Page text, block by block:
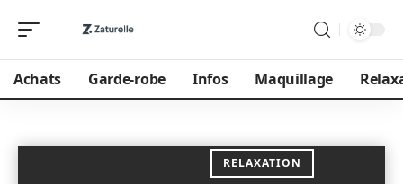
Achats Garde-robe Infos Maquillage
RELAXATION